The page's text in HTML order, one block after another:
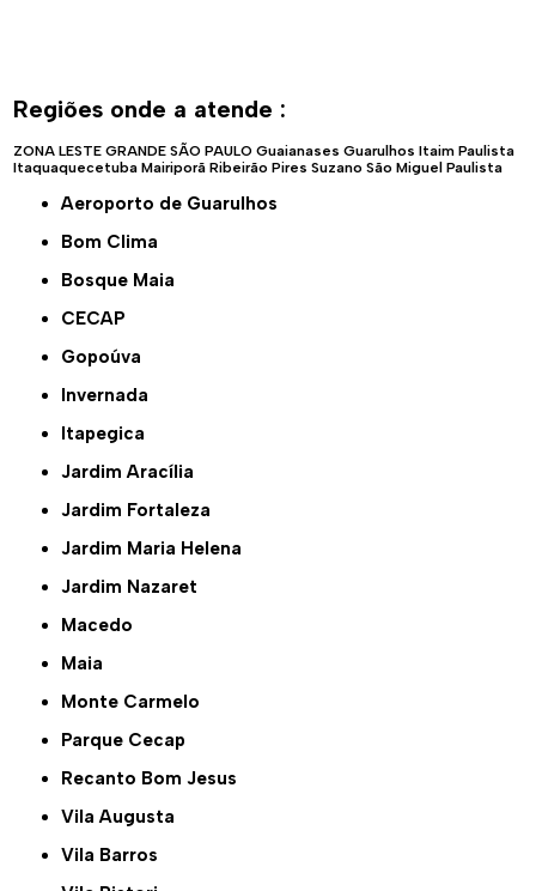
Regiões onde a atende :
ZONA LESTE GRANDE SÃO PAULO Guaianases Guarulhos Itaim Paulista
Itaquaquecetuba Mairiporã Ribeirão Pires Suzano São Miguel Paulista
Aeroporto de Guarulhos
Bom Clima
Bosque Maia
CECAP
Gopoúva
Invernada
Itapegica
Jardim Aracília
Jardim Fortaleza
Jardim Maria Helena
Jardim Nazaret
Macedo
Maia
Monte Carmelo
Parque Cecap
Recanto Bom Jesus
Vila Augusta
Vila Barros